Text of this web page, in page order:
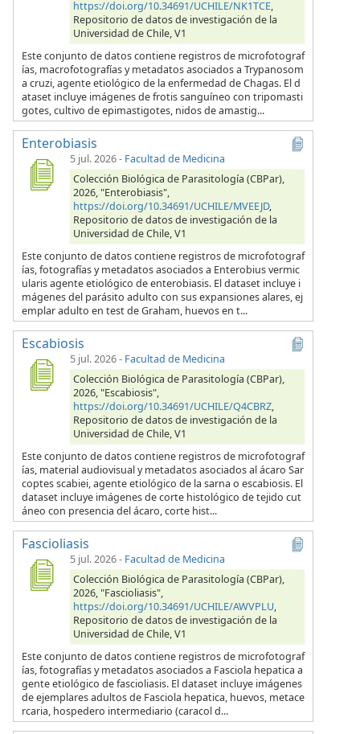
https://doi.org/10.34691/UCHILE/NK1TCE,
Repositorio de datos de investigación de la
Universidad de Chile, V1
Este conjunto de datos contiene registros de microfotograf
ías, macrofotografías y metadatos asociados a Trypanosom
a cruzi, agente etiológico de la enfermedad de Chagas. El d
ataset incluye imágenes de frotis sanguíneo con tripomasti
gotes, cultivo de epimastigotes, nidos de amastig...
Enterobiasis
5 jul. 2026- Facultad de Medicina
Colección Biológica de Parasitología (CBPar),
2026, "Enterobiasis",
https://doi.org/10.34691/UCHILE/MVEEJD,
Repositorio de datos de investigación de la
Universidad de Chile, V1
Este conjunto de datos contiene registros de microfotograf
ías, fotografías y metadatos asociados a Enterobius vermic
ularis agente etiológico de enterobiasis. El dataset incluye i
mágenes del parásito adulto con sus expansiones alares, ej
emplar adulto en test de Graham, huevos en t...
Escabiosis
5 jul. 2026- Facultad de Medicina
Colección Biológica de Parasitología (CBPar),
2026, "Escabiosis",
https://doi.org/10.34691/UCHILE/Q4CBRZ,
Repositorio de datos de investigación de la
Universidad de Chile, V1
Este conjunto de datos contiene registros de microfotograf
ías, material audiovisual y metadatos asociados al ácaro Sar
coptes scabiei, agente etiológico de la sarna o escabiosis. El
dataset incluye imágenes de corte histológico de tejido cut
áneo con presencia del ácaro, corte hist...
Fascioliasis
5 jul. 2026- Facultad de Medicina
Colección Biológica de Parasitología (CBPar),
2026, "Fascioliasis",
https://doi.org/10.34691/UCHILE/AWVPLU,
Repositorio de datos de investigación de la
Universidad de Chile, V1
Este conjunto de datos contiene registros de microfotograf
ías, fotografías y metadatos asociados a Fasciola hepatica a
gente etiológico de fascioliasis. El dataset incluye imágenes
de ejemplares adultos de Fasciola hepatica, huevos, metace
rcaria, hospedero intermediario (caracol d...